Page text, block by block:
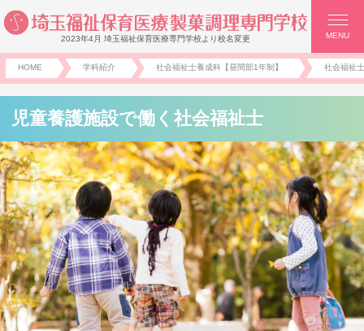
2023年4月 埼玉福祉保育医療専門学校より校名変更 MENU
HOME 学科紹介 社会福祉士養成科【昼間部1年制】 社会福祉
児童養護施設で働く社会福祉士